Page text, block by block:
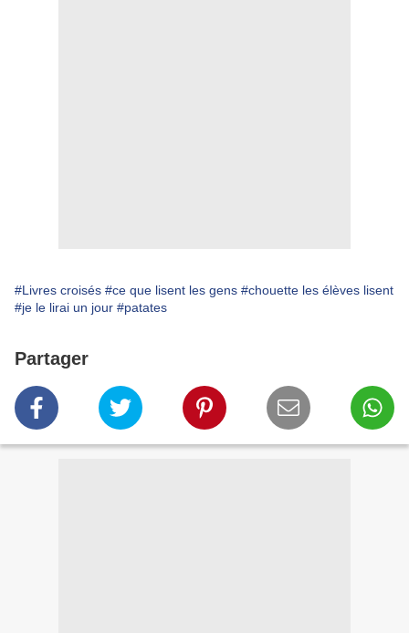
#Livres croisés #ce que lisent les gens #chouette les élèves lisent
#je le lirai un jour #patates
Partager